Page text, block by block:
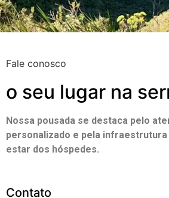
Fale conosco
o seu lugar na
Nossa pousada se destaca pelo
personalizado e pela infraestrutura
estar dos hóspedes.
Contato